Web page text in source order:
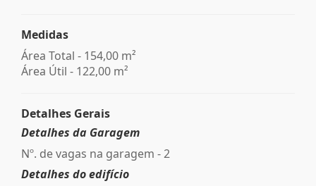
Medidas
Área Total - 154,00 m²
Área Útil - 122,00 m²
Detalhes Gerais
Detalhes da Garagem
Nº. de vagas na garagem - 2
Detalhes do edifício